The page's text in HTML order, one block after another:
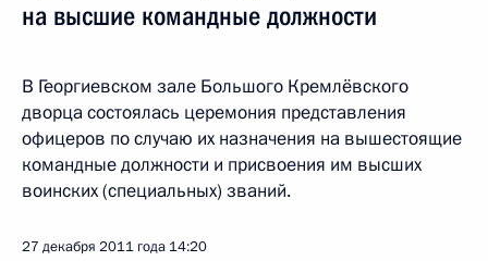
на высшие командные должности
В Георгиевском зале Большого Кремлёвского
дворца состоялась церемония представления
офицеров по случаю их назначения на вышестоящие
командные должности и присвоения им высших
воинских (специальных) званий.
27 декабря 2011 года 14:20